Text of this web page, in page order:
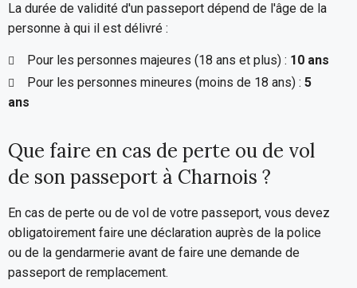
La durée de validité d'un passeport dépend de l'âge de la
personne à qui il est délivré :
Pour les personnes majeures (18 ans et plus) : 10 ans
Pour les personnes mineures (moins de 18 ans) : 5
ans
Que faire en cas de perte ou de vol
de son passeport à Charnois ?
En cas de perte ou de vol de votre passeport, vous devez
obligatoirement faire une déclaration auprès de la police
ou de la gendarmerie avant de faire une demande de
passeport de remplacement.